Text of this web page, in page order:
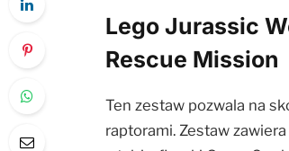
Lego Jurassic
Rescue Mission
Ten zestaw pozwala na
raptorami. Zestaw